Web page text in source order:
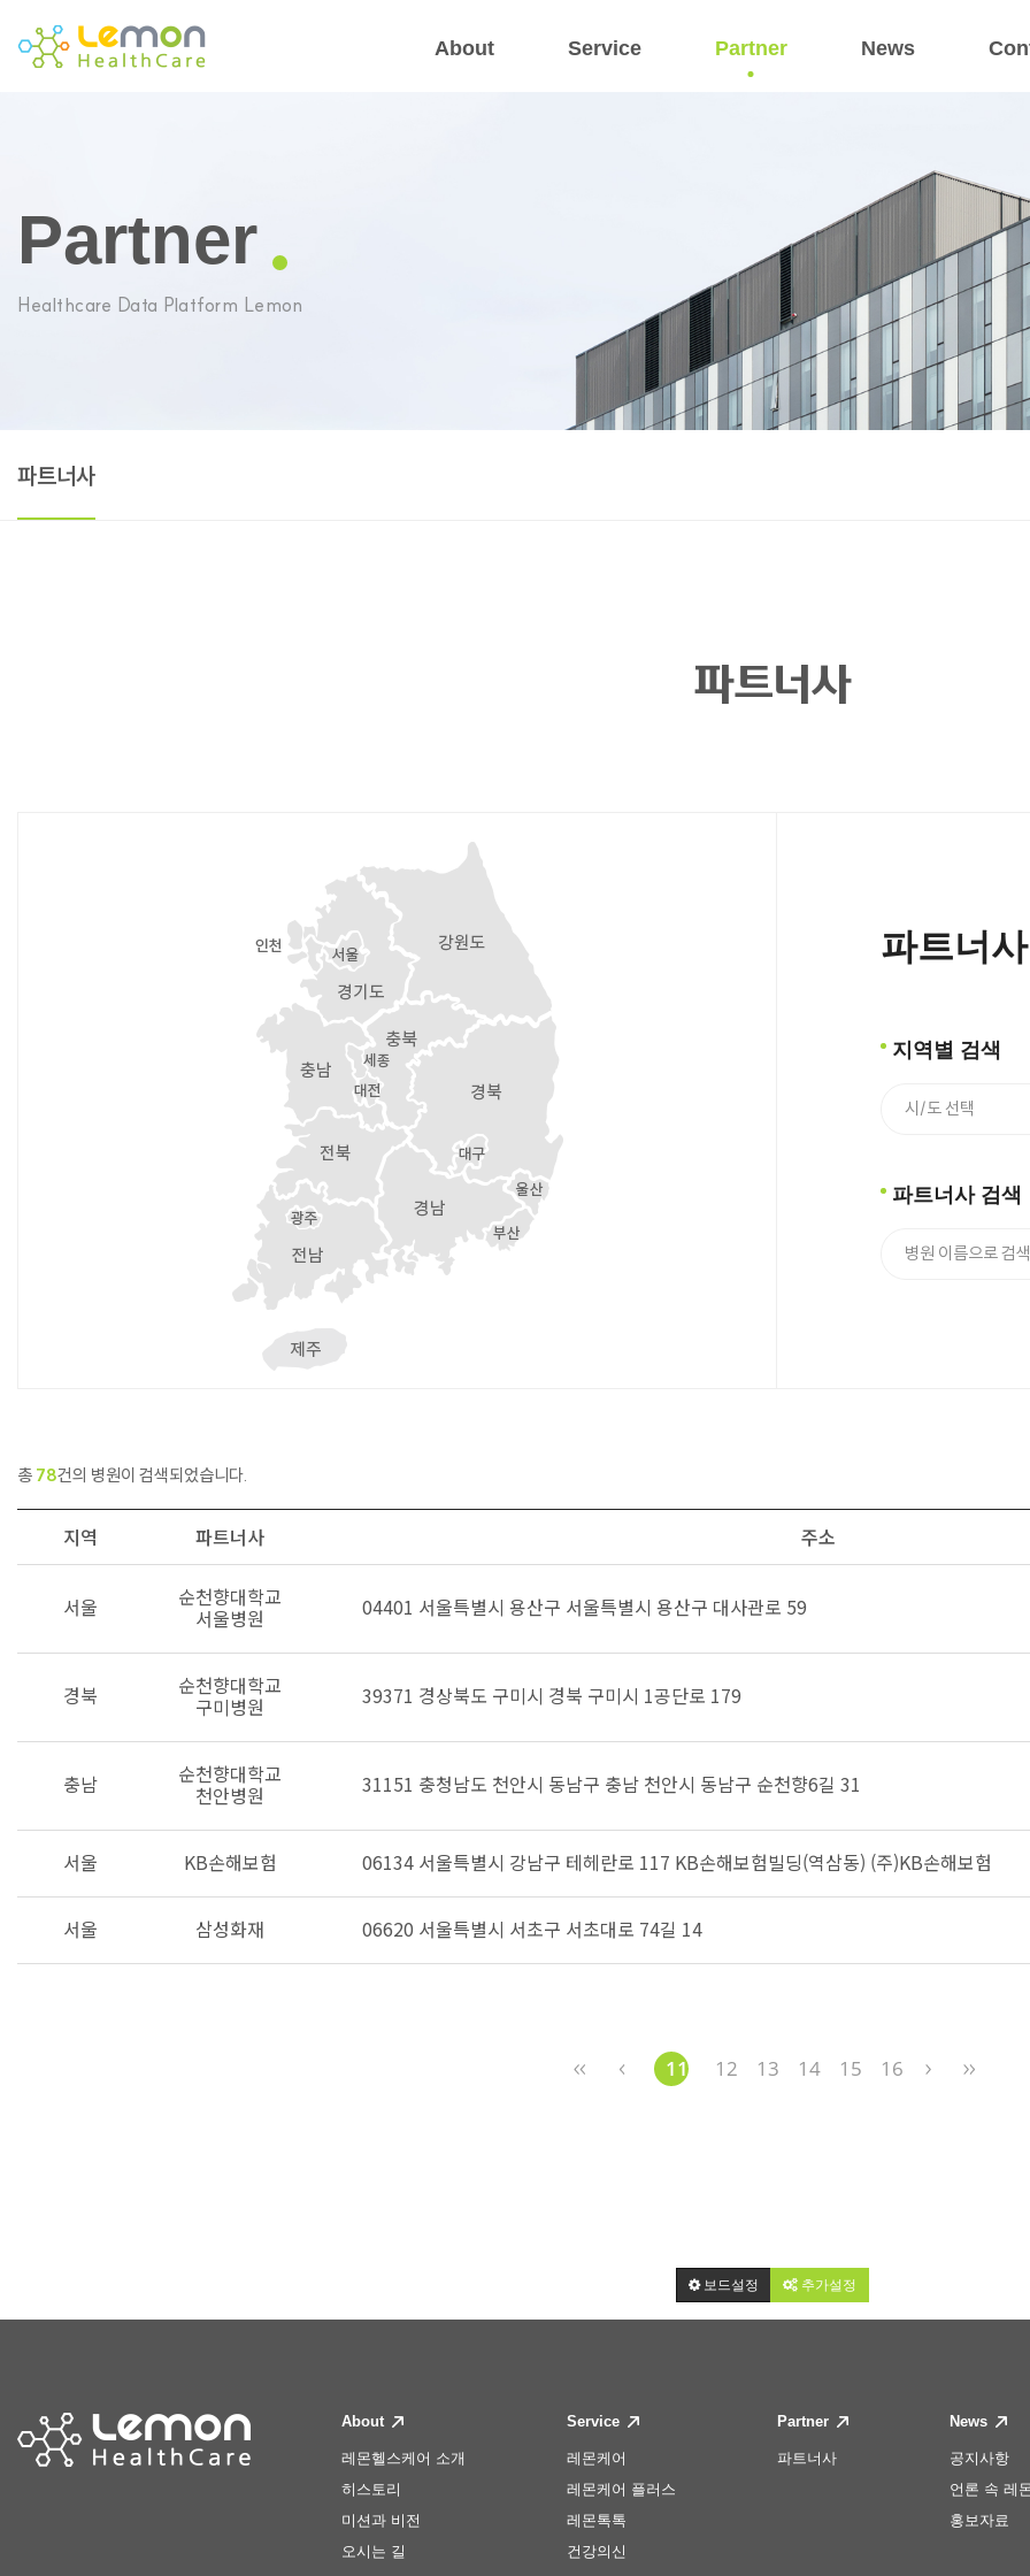
About Service Partner News
Partner
Healthcare Data Platform Lemon
파트너사
파트너사
파트너
지역별 검색
파트너사 검색
총 78건의 병원이 검색되었습니다.
지역 파트너사 주소
서울 순천향대학교
서울병원 04401 서울특별시 용산구 서울특별시 용산구 대사관로 59
경북 순천향대학교
구미병원 39371 경상북도 구미시 경북 구미시 1공단로 179
충남 순천향대학교
천안병원 31151 충청남도 천안시 동남구 충남 천안시 동남구 순천향6길 31
서울 KB손해보험 06134 서울특별시 강남구 테헤란로 117 KB손해보험빌딩(역삼동) (주)KB손해보험
서울 삼성화재 06620 서울특별시 서초구 서초대로 74길 14
11 12 13 14 15 16
보드설정 추가설정
About
레몬헬스케어 소개
히스토리
미션과 비전
오시는 길
Service
레몬케어
레몬케어 플러스
레몬톡톡
건강의신
Partner
파트너사
News
공지사항
언론 속 레
홍보자료